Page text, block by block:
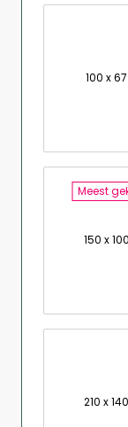
100 x
Meest
150 x
210 x